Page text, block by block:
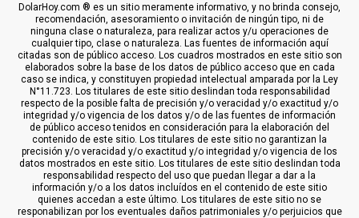
DolarHoy.com ® es un sitio meramente informativo, y no brinda consejo,
recomendación, asesoramiento o invitación de ningún tipo, ni de
ninguna clase o naturaleza, para realizar actos y/u operaciones de
cualquier tipo, clase o naturaleza. Las fuentes de información aquí
citadas son de público acceso. Los cuadros mostrados en este sitio son
elaborados sobre la base de los datos de público acceso que en cada
caso se indica, y constituyen propiedad intelectual amparada por la Ley
N°11.723. Los titulares de este sitio deslindan toda responsabilidad
respecto de la posible falta de precisión y/o veracidad y/o exactitud y/o
integridad y/o vigencia de los datos y/o de las fuentes de información
de público acceso tenidos en consideración para la elaboración del
contenido de este sitio. Los titulares de este sitio no garantizan la
precisión y/o veracidad y/o exactitud y/o integridad y/o vigencia de los
datos mostrados en este sitio. Los titulares de este sitio deslindan toda
responsabilidad respecto del uso que puedan llegar a dar a la
información y/o a los datos incluídos en el contenido de este sitio
quienes accedan a este último. Los titulares de este sitio no se
responabilizan por los eventuales daños patrimoniales y/o perjuicios que